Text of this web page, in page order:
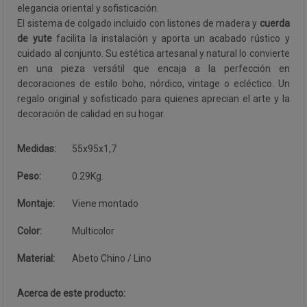
elegancia oriental y sofisticación.
El sistema de colgado incluido con listones de madera y cuerda
de yutefacilita la instalación y aporta un acabado rústico y
cuidado al conjunto. Su estética artesanal y natural lo convierte
en una pieza versátil que encaja a la perfección en
decoraciones de estilo boho, nórdico, vintage o ecléctico. Un
regalo original y sofisticado para quienes aprecian el arte y la
decoración de calidad en su hogar.
Medidas: 55x95x1,7
Peso: 0.29Kg.
Montaje: Viene montado
Color: Multicolor
Material: Abeto Chino / Lino
Acerca de este producto: